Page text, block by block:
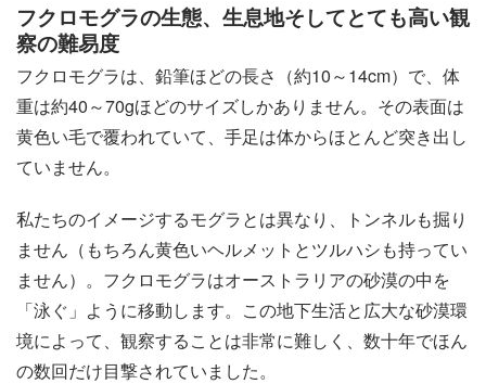
フクロモグラの生態、生息地そしてとても高い観
察の難易度
フクロモグラは、鉛筆ほどの長さ（約10～14cm）で、体
重は約40～70gほどのサイズしかありません。その表面は
黄色い毛で覆われていて、手足は体からほとんど突き出し
ていません。
私たちのイメージするモグラとは異なり、トンネルも掘り
ません（もちろん黄色いヘルメットとツルハシも持ってい
ません）。フクロモグラはオーストラリアの砂漠の中を
「泳ぐ」ように移動します。この地下生活と広大な砂漠環
境によって、観察することは非常に難しく、数十年でほん
の数回だけ目撃されていました。